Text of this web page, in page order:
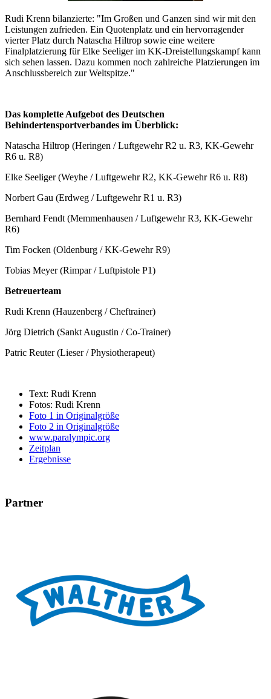
Rudi Krenn bilanzierte: "Im Großen und Ganzen sind wir mit den
Leistungen zufrieden. Ein Quotenplatz und ein hervorragender
vierter Platz durch Natascha Hiltrop sowie eine weitere
Finalplatzierung für Elke Seeliger im KK-Dreistellungskampf kann
sich sehen lassen. Dazu kommen noch zahlreiche Platzierungen im
Anschlussbereich zur Weltspitze."
Das komplette Aufgebot des Deutschen
Behindertensportverbandes im Überblick:
Natascha Hiltrop (Heringen / Luftgewehr R2 u. R3, KK-Gewehr
R6 u. R8)
Elke Seeliger (Weyhe / Luftgewehr R2, KK-Gewehr R6 u. R8)
Norbert Gau (Erdweg / Luftgewehr R1 u. R3)
Bernhard Fendt (Memmenhausen / Luftgewehr R3, KK-Gewehr
R6)
Tim Focken (Oldenburg / KK-Gewehr R9)
Tobias Meyer (Rimpar / Luftpistole P1)
Betreuerteam
Rudi Krenn (Hauzenberg / Cheftrainer)
Jörg Dietrich (Sankt Augustin / Co-Trainer)
Patric Reuter (Lieser / Physiotherapeut)
Text: Rudi Krenn
Fotos: Rudi Krenn
Foto 1 in Originalgröße
Foto 2 in Originalgröße
www.paralympic.org
Zeitplan
Ergebnisse
Partner